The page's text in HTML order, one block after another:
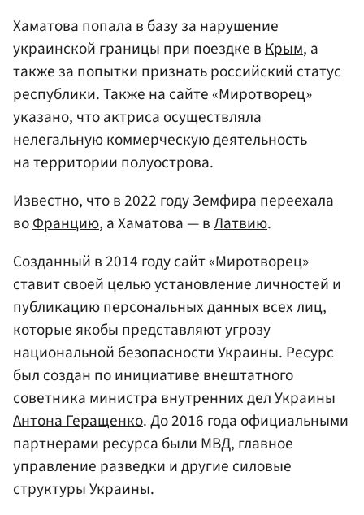
Хаматова попала в базу за нарушение
украинской границы при поездке в Крым, а
также за попытки признать российский статус
республики. Также на сайте «Миротворец»
указано, что актриса осуществляла
нелегальную коммерческую деятельность
на территории полуострова.
Известно, что в 2022 году Земфира переехала
воФранцию, а Хаматова — вЛатвию.
Созданный в 2014 году сайт «Миротворец»
ставит своей целью установление личностей и
публикацию персональных данных всех лиц,
которые якобы представляют угрозу
национальной безопасности Украины. Ресурс
был создан по инициативе внештатного
советника министра внутренних дел Украины
Антона Геращенко. До 2016 года официальными
партнерами ресурса были МВД, главное
управление разведки и другие силовые
структуры Украины.